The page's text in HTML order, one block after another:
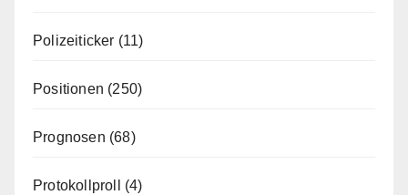
Polizeiticker (11)
Positionen (250)
Prognosen (68)
Protokollproll (4)